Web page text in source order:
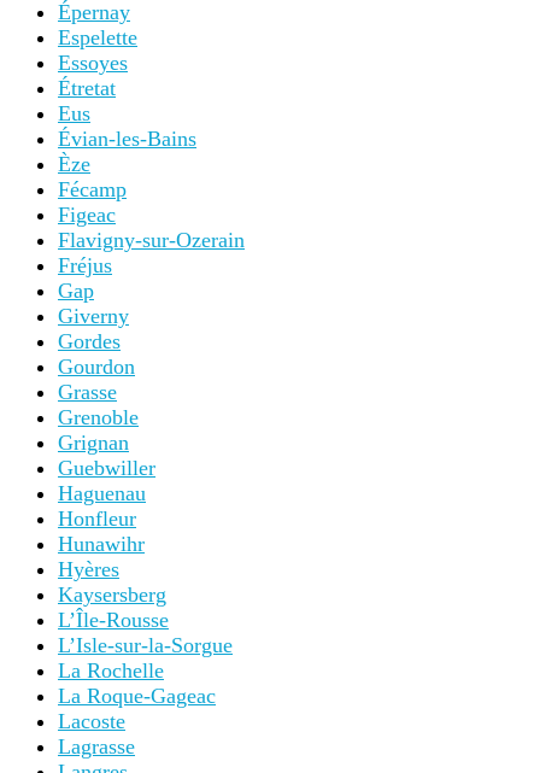
Libourne
Lille
Limoges
Limoux
Lisieux
Lourdes
Lourmarin
Lyon
Mâcon
Manosque
Marseille
Megeve
Menton
Méribel
Metz
Monaco
Moncontour
Monpazier
Mont Saint-Michel
Montauban
Montpellier
Morlaix
Mosset
Moustiers-Ste-Marie
Mulhouse
Nancy
Nantes
Narbonne
Neuf-Brisach
Nice